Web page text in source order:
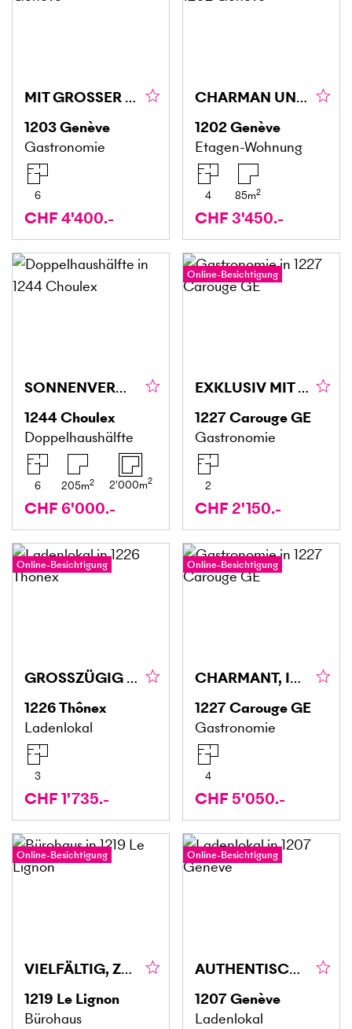
MIT GROSSER GLASFRONT AN HERRLICHER LAGE
1203Genève
Gastronomie
6
CHF 4'400.-
CHARMAN UND ZENTRAL
1202Genève
Etagen-Wohnung
4 85m2
CHF 3'450.-
SONNENVERWÖHNT UND RUHIG
1244Choulex
Doppelhaushälfte
6 205m2 2'000m2
CHF 6'000.-
Online-Besichtigung
EXKLUSIV MIT HERAUSRAGENDER INVESTITIONSCHANCE
1227Carouge GE
Gastronomie
2
CHF 2'150.-
Online-Besichtigung
GROSSZÜGIG MIT VIEL POTENZIAL
1226Thônex
Ladenlokal
3
CHF 1'735.-
Online-Besichtigung
CHARMANT, IN EINEM ANGESEHENEN VIERTEL
1227Carouge GE
Gastronomie
4
CHF 5'050.-
Online-Besichtigung
VIELFÄLTIG, ZENTRAL UND KLIMATISIERT
1219 Le Lignon
Bürohaus
Online-Besichtigung
AUTHENTISCH, AN ZENTRALER LAGE
1207Genève
Ladenlokal